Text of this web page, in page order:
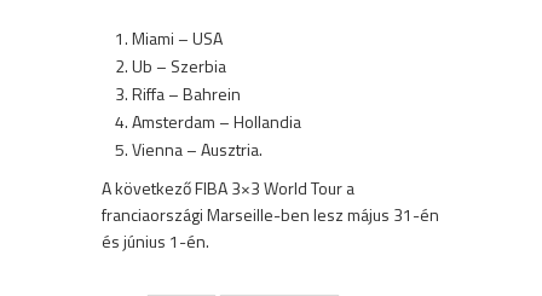
Miami – USA
Ub – Szerbia
Riffa – Bahrein
Amsterdam – Hollandia
Vienna – Ausztria.
A következő FIBA ​​3×3 World Tour a
franciaországi Marseille-ben lesz május 31-én
és június 1-én.